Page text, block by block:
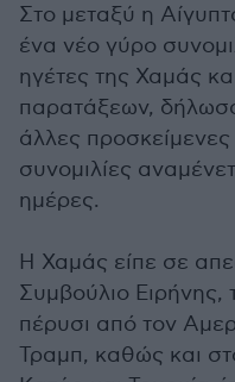
Στο μεταξύ η
ένα νέο γύρο
ηγέτες της Χαμάς
παρατάξεων,
άλλες προσκείμενες
συνομιλίες
ημέρες.
Η Χαμάς είπε σε
Συμβούλιο Ειρήνης,
πέρυσι από τον
Τραμπ, καθώς και